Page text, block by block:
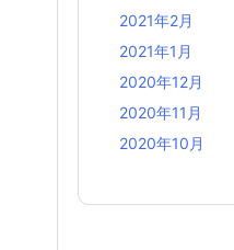
2021年2月
2021年1月
2020年12月
2020年11月
2020年10月